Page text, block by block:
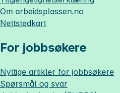
Om arbeidsplassen.no
Nettstedkart
For jobbsøkere
Nyttige artikler for jobbsøkere
Spørsmål og svar